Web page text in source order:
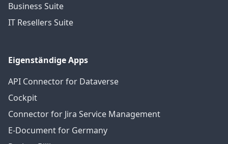
Business Suite
IT Resellers Suite
Eigenständige Apps
API Connector for Dataverse
Cockpit
Connector for Jira Service Management
E-Document for Germany